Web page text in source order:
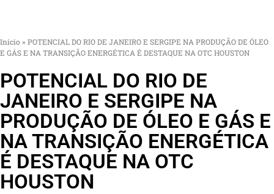
Início » POTENCIAL DO RIO DE JANEIRO E SERGIPE NA PRODUÇÃO DE ÓLEO
E GÁS E NA TRANSIÇÃO ENERGÉTICA É DESTAQUE NA OTC HOUSTON
POTENCIAL DO RIO DE
JANEIRO E SERGIPE NA
PRODUÇÃO DE ÓLEO E GÁS E
NA TRANSIÇÃO ENERGÉTICA
É DESTAQUE NA OTC
HOUSTON